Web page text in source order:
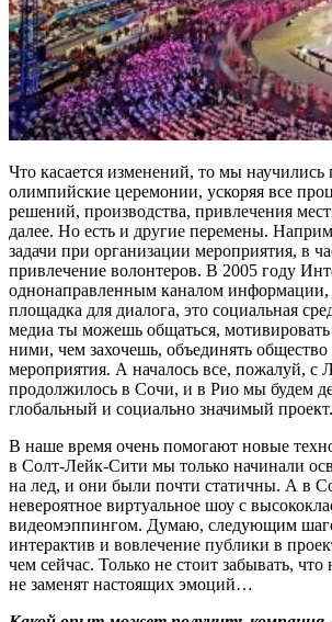
Что касается изменений, то мы научились
олимпийские церемонии, ускоряя все
решений, производства, привлечения
далее. Но есть и другие перемены.
задачи при организации мероприятия, в
привлечение волонтеров. В 2005 году
однонаправленным каналом информации,
площадка для диалога, это социальная
медиа ты можешь общаться, мотивировать
ними, чем захочешь, объединять общество
мероприятия. А началось все, пожалуй, с
продолжилось в Сочи, и в Рио мы будем
глобальный и социально значимый проект.
В наше время очень помогают новые
в Солт-Лейк-Сити мы только начинали
на лед, и они были почти статичны. А в
невероятное виртуальное шоу с
видеомэппингом. Думаю, следующим
интерактив и вовлечение публики в
чем сейчас. Только не стоит забывать,
не заменят настоящих эмоций…